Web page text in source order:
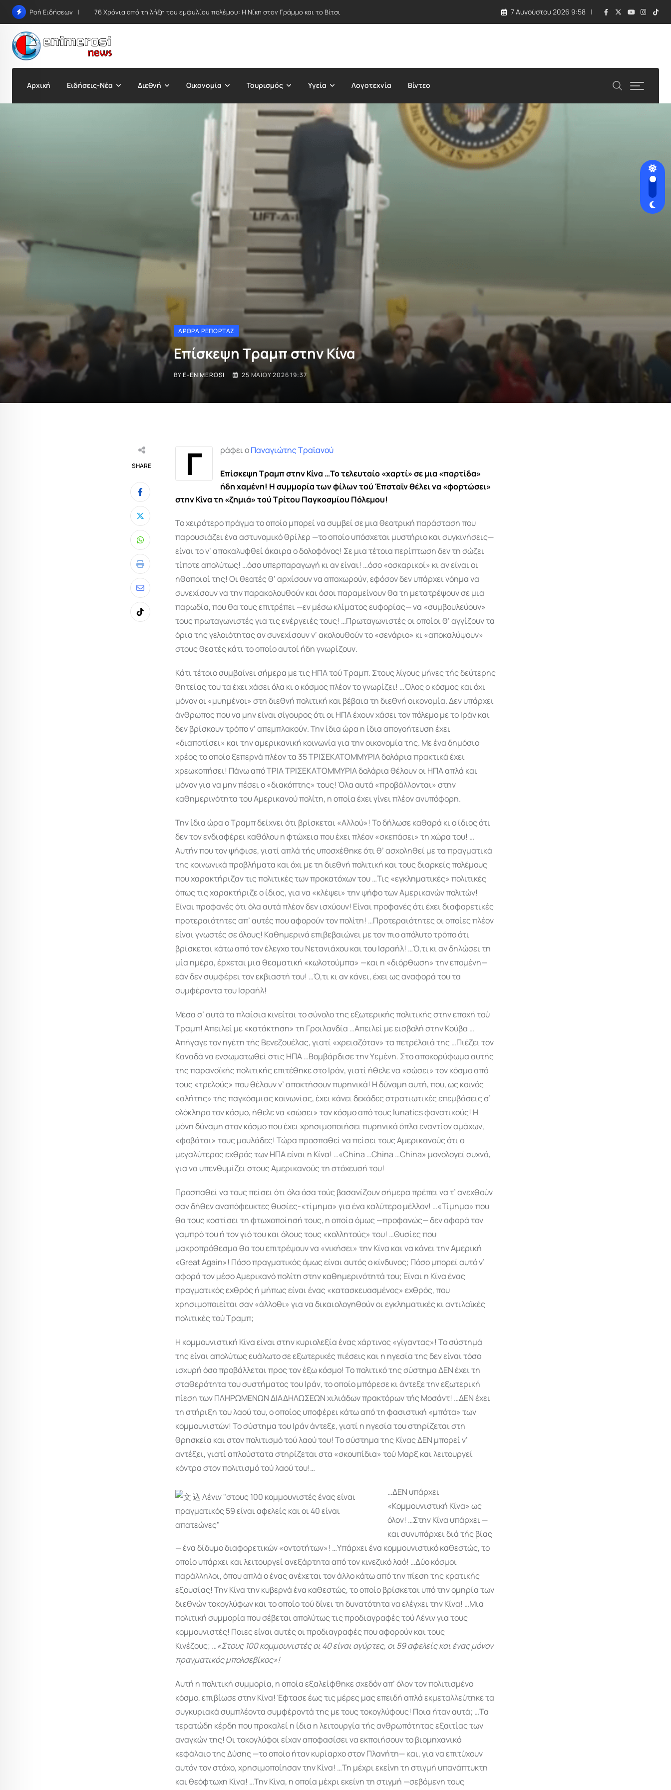
Skip
content
Ροή Ειδήσεων 76 Χρόνια από τη λήξη του εμφυλίου πολέμου: Η Νίκη στον Γράμμο και το Βίτσι 7 Αυγούστου 2026 9:58
Αρχική Ειδήσεις-Νέα Διεθνή Οικονομία Τουρισμός Υγεία Λογοτεχνία Βίντεο
ΆΡΘΡΑ ΡΕΠΟΡΤΆΖ
Επίσκεψη Τραμπ στην Κίνα
BYE-ENIMEROSI 25 ΜΑΪ́ΟΥ 2026 19:37
SHARE
Whatsapp
Print
Share
via
Email
Tiktok
Γ ράφει οΠαναγιώτης Τραϊανού
Επίσκεψη Τραμπ στην Κίνα …Το τελευταίο «χαρτί» σε μια «παρτίδα»
ήδη χαμένη! Η συμμορία των φίλων τού Έπσταϊν θέλει να «φορτώσει»
στην Κίνα τη «ζημιά» τού Τρίτου Παγκοσμίου Πόλεμου!
Το χειρότερο πράγμα το οποίο μπορεί να συμβεί σε μια θεατρική παράσταση που
παρου­σιάζει ένα αστυνομικό θρίλερ —το οποίο υπόσχεται μυστήριο και συγκινήσεις—
είναι το ν’ αποκαλυφθεί άκαιρα ο δολοφόνος! Σε μια τέτοια περίπτωση δεν τη σώζει
τίποτε απολύτως! …όσο υπερπαραγωγή κι αν είναι! …όσο «οσκαρικοί» κι αν είναι οι
ηθοποιοί της! Οι θεατές θ’ αρχίσουν να αποχωρούν, εφόσον δεν υπάρχει νόημα να
συνεχίσουν να την παρα­κο­λουθούν και όσοι παραμείνουν θα τη μετατρέψουν σε μια
παρωδία, που θα τους επιτρέπει —εν μέσω κλίματος ευφορίας— να «συμβουλεύουν»
τους πρωταγωνιστές για τις ενέργειές τους! …Πρωταγωνιστές οι οποίοι θ’ αγγίζουν τα
όρια της γελοιότητας αν συνεχί­σουν ν’ ακολουθούν το «σενάριο» κι «αποκαλύψουν»
στους θεατές κάτι το οποίο αυτοί ήδη γνωρίζουν.
Κάτι τέτοιο συμβαίνει σήμερα με τις ΗΠΑ τού Τραμπ. Στους λίγους μήνες τής δεύτερης
θητείας του τα έχει χάσει όλα κι ο κόσμος πλέον το γνωρίζει! …Όλος ο κόσμος και όχι
μόνον οι «μυημένοι» στη διεθνή πολιτική και βέβαια τη διεθνή οικονομία. Δεν υπάρχει
άνθρωπος που να μην είναι σίγουρος ότι οι ΗΠΑ έχουν χάσει τον πόλεμο με το Ιράν και
δεν βρίσκουν τρόπο ν’ απεμπλακούν. Την ίδια ώρα η ίδια απογοήτευση έχει
«διαποτίσει» και την αμερικα­νική κοινωνία για την οικονομία της. Με ένα δημόσιο
χρέος το οποίο ξεπερνά πλέον τα 35 ΤΡΙΣΕΚΑΤΟΜΜΥΡΙΑ δολάρια πρακτικά έχει
χρεωκοπήσει! Πάνω από ΤΡΙΑ ΤΡΙΣΕΚΑ­ΤΟΜ­ΜΥΡΙΑ δολάρια θέλουν οι ΗΠΑ απλά και
μόνον για να μην πέσει ο «διακόπτης» τους! Όλα αυτά «προβάλλονται» στην
καθημερινότητα του Αμερικανού πολίτη, η οποία έχει γίνει πλέον ανυπόφορη.
Την ίδια ώρα ο Τραμπ δείχνει ότι βρίσκεται «Αλλού»! Το δήλωσε καθαρά κι ο ίδιος ότι
δεν τον ενδιαφέρει καθόλου η φτώχεια που έχει πλέον «σκεπάσει» τη χώρα του! …
Αυτήν που τον ψήφισε, γιατί απλά τής υποσχέθηκε ότι θ’ ασχοληθεί με τα πραγματικά
της κοινωνικά προβλήματα και όχι με τη διεθνή πολιτική και τους διαρκείς πολέμους
που χαρακτήριζαν τις πολιτικές των προκατόχων του …Τις «εγκληματικές» πολιτικές
όπως τις χαρακτήριζε ο ίδιος, για να «κλέψει» την ψήφο των Αμερικανών πολιτών!
Είναι προφανές ότι όλα αυτά πλέον δεν ισχύουν! Είναι προφανές ότι έχει διαφορετικές
προτεραιότητες απ’ αυτές που αφορούν τον πολίτη! …Προτεραιότητες οι οποίες πλέον
είναι γνωστές σε όλους! Καθη­με­ρινά επιβεβαιώ­νει με τον πιο απόλυτο τρόπο ότι
βρίσκεται κάτω από τον έλεγχο του Νετανιάχου και του Ισραήλ! …Ό,τι κι αν δηλώσει τη
μία ημέρα, έρχεται μια θεαματική «κωλοτούμπα» —και η «διόρθωση» την επομένη—
εάν δεν συμφέρει τον εκβιαστή του! …Ό,τι κι αν κάνει, έχει ως αναφορά του τα
συμφέροντα του Ισραήλ!
Μέσα σ’ αυτά τα πλαίσια κινείται το σύνολο της εξωτερικής πολιτικής στην εποχή τού
Τραμπ! Απειλεί με «κατάκτηση» τη Γροιλανδία …Απειλεί με εισβολή στην Κούβα …
Απήγαγε τον ηγέτη τής Βενεζουέλας, γιατί «χρειαζόταν» τα πετρέλαιά της …Πιέζει τον
Καναδά να ενσω­ματωθεί στις ΗΠΑ …Βομβάρδισε την Υεμένη. Στο αποκορύφωμα αυτής
της παρανοϊκής πολιτικής επιτέθηκε στο Ιράν, γιατί ήθελε να «σώσει» τον κόσμο από
τους «τρελούς» που θέλουν ν’ αποκτήσουν πυρηνικά! Η δύναμη αυτή, που, ως κοινός
«αλήτης» τής παγκόσμιας κοινωνίας, έχει κάνει δεκάδες στρατιωτικές επεμβάσεις σ’
ολόκληρο τον κόσμο, ήθελε να «σώσει» τον κόσμο από τους lunatics φανατικούς! Η
μόνη δύναμη στον κόσμο που έχει χρησιμοποιήσει πυρηνικά όπλα εναντίον αμάχων,
«φοβάται» τους μουλάδες! Τώρα προ­σπα­θεί να πείσει τους Αμερικανούς ότι ο
μεγαλύτερος εχθρός των ΗΠΑ είναι η Κίνα! …«China …China …China» μονολογεί συχνά,
για να υπενθυμίζει στους Αμερικανούς τη στόχευσή του!
Προσπαθεί να τους πείσει ότι όλα όσα τούς βασανίζουν σήμερα πρέπει να τ’ ανεχθούν
σαν δήθεν αναπόφευκτες θυσίες-«τίμημα» για ένα καλύτερο μέλλον! …«Τίμημα» που
θα τους κοστίσει τη φτωχοποίησή τους, η οποία όμως —προφανώς— δεν αφορά τον
γαμπρό του ή τον γιό του και όλους τους «κολλητούς» του! …Θυσίες που
μακροπρόθεσμα θα του επιτρέψουν να «νικήσει» την Κίνα και να κάνει την Αμερική
«Great Again»! Πόσο πραγμα­τικός όμως είναι αυτός ο κίνδυνος; Πόσο μπορεί αυτό ν’
αφορά τον μέσο Αμερικανό πολίτη στην καθημερινότητά του; Είναι η Κίνα ένας
πραγματικός εχθρός ή μήπως είναι ένας «κατασκευασμένος» εχθρός, που
χρησιμοποιείται σαν «άλλοθι» για να δικαιολο­γη­­θούν οι εγκληματικές κι αντιλαϊκές
πολιτικές τού Τραμπ;
Η κομμουνιστική Κίνα είναι στην κυριολεξία ένας χάρτινος «γίγαντας»! Το σύστημά
της είναι απολύτως ευάλωτο σε εξωτερικές πιέσεις και η ηγεσία της δεν είναι τόσο
ισχυρή όσο προβάλλεται προς τον έξω κόσμο! Το πολιτικό της σύστημα ΔΕΝ έχει τη
σταθερότητα του συστήματος του Ιράν, το οποίο μπόρεσε κι άντεξε την εξωτερική
πίεση των ΠΛΗΡΩΜΕΝΩΝ ΔΙΑΔΗΛΩΣΕΩΝ χιλιάδων πρακτόρων τής Μοσάντ! …ΔΕΝ έχει
τη στήριξη του λαού του, ο οποίος υποφέρει κάτω από τη φασιστική «μπότα» των
κομμουνιστών! Το σύστημα του Ιράν άντεξε, γιατί η ηγεσία του στηρίζεται στη
θρησκεία και στον πολιτισμό τού λαού του! Το σύστημα της Κίνας ΔΕΝ μπορεί ν’
αντέξει, γιατί απλούστατα στηρίζεται στα «σκου­πίδια» τού Μαρξ και λειτουργεί
κόντρα στον πολιτισμό τού λαού του!…
…ΔΕΝ υπάρχει
«Κομμουνιστική Κίνα» ως
όλον! …Στην Κίνα υπάρχει —
και συνυ­πάρ­χει διά τής βίας
— ένα δίδυμο διαφορετικών «οντοτήτων»! …Υπάρχει ένα κομμουνιστικό καθεστώς, το
οποίο υπάρχει και λειτουργεί ανεξάρτητα από τον κινεζικό λαό! …Δύο κόσμοι
παράλληλοι, όπου απλά ο ένας ανέ­χεται τον άλλο κάτω από την πίεση της κρατικής
εξουσίας! Την Κίνα την κυβερνά ένα καθεστώς, το οποίο βρίσκεται υπό την ομηρία των
διε­θνών τοκογλύφων και το οποίο τού δίνει τη δυνατότητα να ελέγχει την Κίνα! …Μια
πολιτική συμμορία που σέβεται απολύτως τις προδιαγραφές τού Λένιν για τους
κομμουνιστές! Ποιες είναι αυτές οι προδιαγραφές που αφορούν και τους
Κινέζους; …«Στους 100 κομμουνιστές οι 40 είναι αγύρτες, οι 59 αφελείς και ένας μόνον
πραγματικός μπολσεβίκος»!
Αυτή η πολιτική συμμορία, η οποία εξαλείφθηκε σχεδόν απ’ όλον τον πολιτισμένο
κόσμο, επιβίωσε στην Κίνα! Έφτασε έως τις μέρες μας επειδή απλά εκμεταλλεύτηκε τα
συγκυριακά συμπλέοντα συμφέροντά της με τους τοκογλύφους! Ποια ήταν αυτά; …Τα
τερατώδη κέρδη που προκαλεί η ίδια η λειτουργία τής ανθρωπότητας εξαιτίας των
αναγκών της! Οι τοκο­γλύφοι είχαν αποφασίσει να εκποιήσουν το βιομηχανικό
κεφάλαιο της Δύσης —το οποίο ήταν κυρίαρχο στον Πλανήτη— και, για να επιτύχουν
αυτόν τον στόχο, χρησιμοποίησαν την Κίνα! …Τη μέχρι εκείνη τη στιγμή υπανάπτυκτη
και θεόφτωχη Κίνα! …Την Κίνα, η οποία μέχρι εκείνη τη στιγμή —σεβόμενη τους